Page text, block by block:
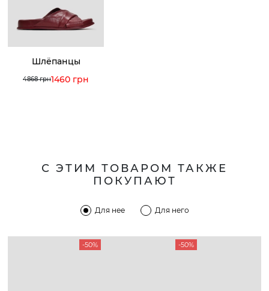
Шлёпанцы
4868 грн1460 грн
С ЭТИМ ТОВАРОМ ТАКЖЕ
ПОКУПАЮТ
Для нее Для него
-50% -50%